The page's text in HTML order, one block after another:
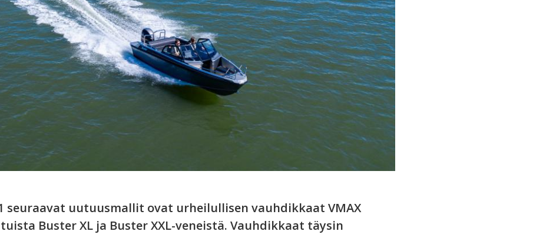
seuraavat uutuusmallit ovat urheilullisen vauhdikkaat VMAX
Buster XL ja Buster XXL-veneistä. Vauhdikkaat täysin